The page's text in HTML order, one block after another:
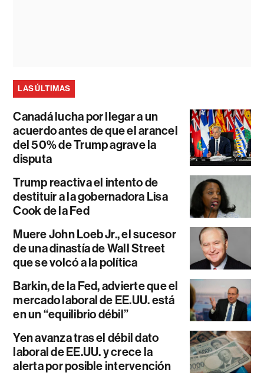
LAS ÚLTIMAS
Canadá lucha por llegar a un
acuerdo antes de que el arancel
del 50% de Trump agrave la
disputa
Trump reactiva el intento de
destituir a la gobernadora Lisa
Cook de la Fed
Muere John Loeb Jr., el sucesor
de una dinastía de Wall Street
que se volcó a la política
Barkin, de la Fed, advierte que el
mercado laboral de EE.UU. está
en un “equilibrio débil”
Yen avanza tras el débil dato
laboral de EE.UU. y crece la
alerta por posible intervención